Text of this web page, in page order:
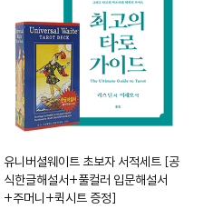
유니버셜웨이트 초보자 서적세트 [공
식한글해설서+풀컬러 입문해설서
+주머니+퀵시트 증정]